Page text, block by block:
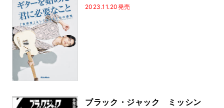
2023.11.20発売
ブラック・ジャック ミッシン